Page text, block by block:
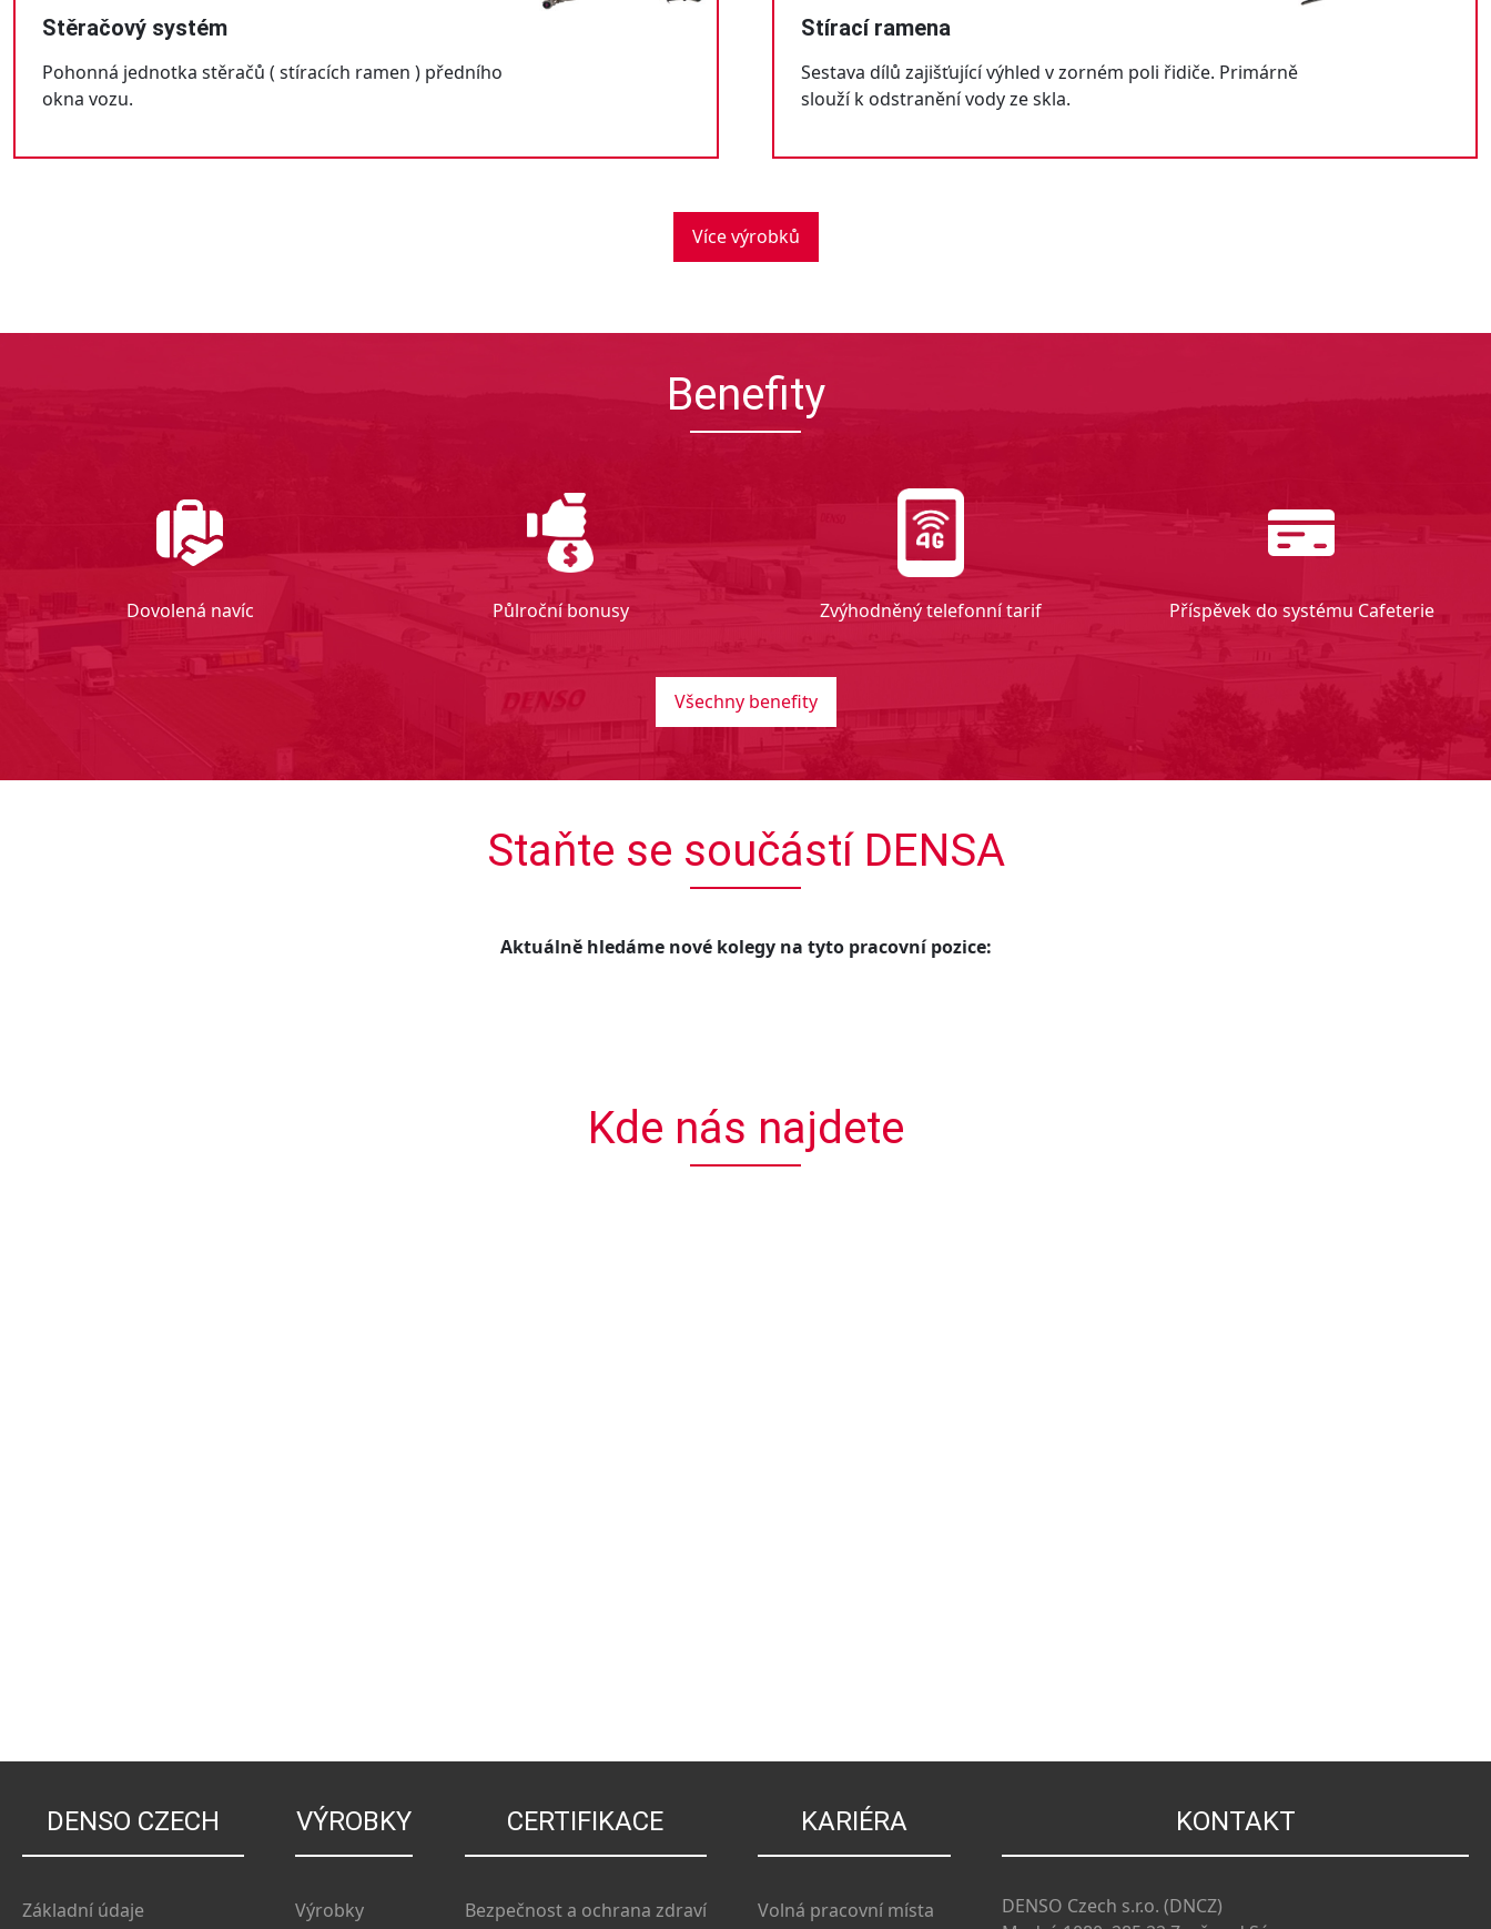
Stěračový systém
Pohonná jednotka stěračů ( stíracích ramen ) předního
okna vozu.
Stírací ramena
Sestava dílů zajišťující výhled v zorném poli řidiče. Primárně
slouží k odstranění vody ze skla.
Více výrobků
Benefity
Dovolená navíc Půlroční bonusy Zvýhodněný telefonní tarif Příspěvek do systému Cafeterie
Všechny benefity
Staňte se součástí DENSA
Aktuálně hledáme nové kolegy na tyto pracovní pozice:
Kde nás najdete
DENSO CZECH
Základní údaje
VÝROBKY
Výrobky
CERTIFIKACE
Bezpečnost a ochrana zdraví
KARIÉRA
Volná pracovní místa
KONTAKT
DENSO Czech s.r.o. (DNCZ)